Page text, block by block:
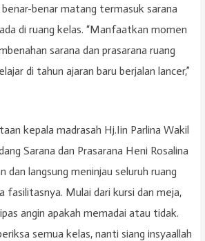
benar-benar matang termasuk sarana
di ruang kelas. “Manfaatkan momen
sarana dan prasarana ruang
di tahun ajaran baru berjalan lancer,”
kepala madrasah Hj.Iin Parlina Wakil
Sarana dan Prasarana Heni Rosalina
dan langsung meninjau seluruh ruang
fasilitasnya. Mulai dari kursi dan meja,
angin apakah memadai atau tidak.
semua kelas, nanti siang insyaallah